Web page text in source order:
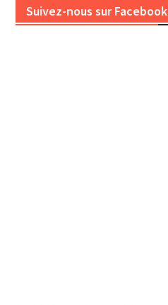
Suivez-nous sur Facebook